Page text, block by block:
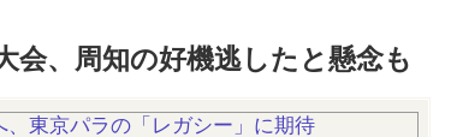
会、周知の好機逃したと懸念も